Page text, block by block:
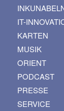
IT-
KARTEN
MUSIK
ORIENT
PODCAST
PRESSE
SERVICE